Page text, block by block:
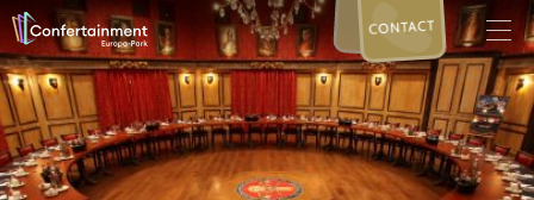
CONTACT